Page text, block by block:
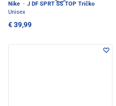
Nike · J DF SPRT SS TOP Tričko
Unisex
€ 39,99